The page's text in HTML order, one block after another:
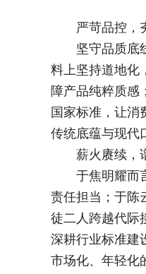
严苛品控，
坚守品质底
料上坚持道地化
障产品纯粹质感
国家标准，让消
传统底蕴与现代
薪火赓续，
于焦明耀而
责任担当；于陈
徒二人跨越代际
深耕行业标准建
市场化、年轻化